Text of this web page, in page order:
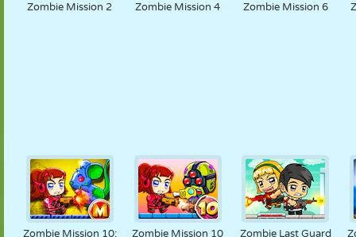
Zombie Mission 2 Zombie Mission 4 Zombie Mission 6
Zombie Mission 10:
Zombie Mission 10 Zombie Last Guard